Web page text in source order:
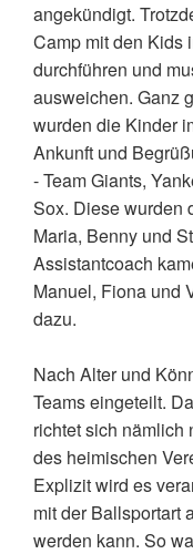
angekündigt.
Camp mit den Kids
durchführen und
ausweichen. Ganz
wurden die Kinder
Ankunft und
- Team Giants,
Sox. Diese wurden
Maria, Benny und
Assistantcoach
Manuel, Fiona und
dazu.
Nach Alter und
Teams eingeteilt.
richtet sich nämlich
des heimischen
Explizit wird es
mit der Ballsportart
werden kann. So